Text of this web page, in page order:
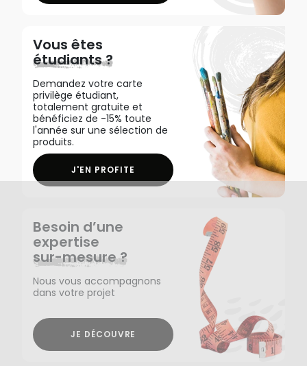
Vous êtes
étudiants ?
Demandez votre carte
privilège étudiant,
totalement gratuite et
bénéficiez de -15% toute
l'année sur une sélection de
produits.
J'EN PROFITE
Besoin d’une
expertise
sur-mesure ?
Nous vous accompagnons
dans votre projet
JE DÉCOUVRE